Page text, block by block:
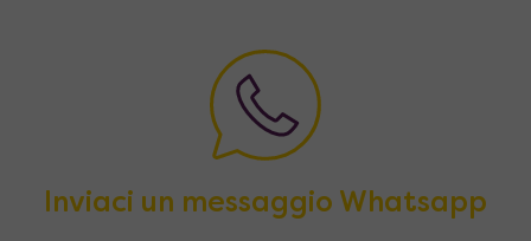
Inviaci un messaggio Whatsapp